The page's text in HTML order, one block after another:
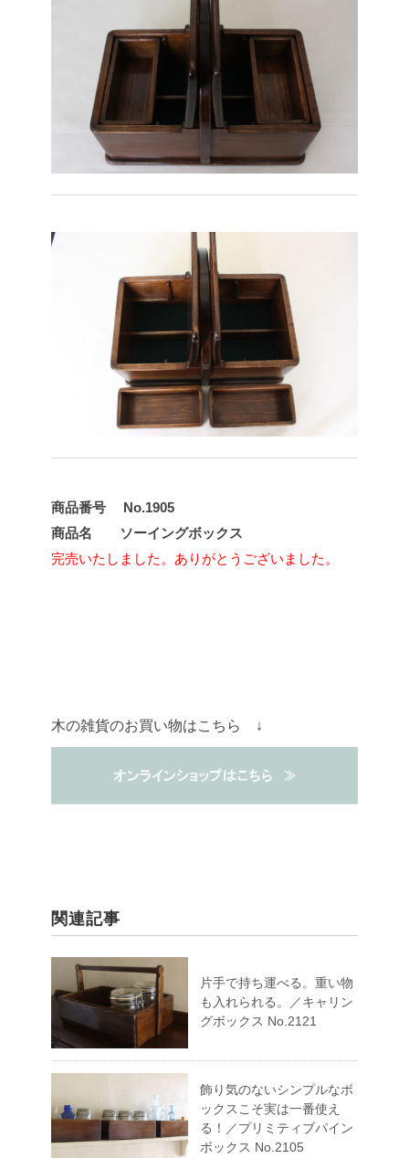
商品番号 No.1905
商品名 ソーイングボックス
完売いたしました。ありがとうございました。
木の雑貨のお買い物はこちら ↓
関連記事
片手で持ち運べる。重い物
も入れられる。／キャリン
グボックス No.2121
飾り気のないシンプルなボ
ックスこそ実は一番使え
る！／プリミティブパイン
ボックス No.2105